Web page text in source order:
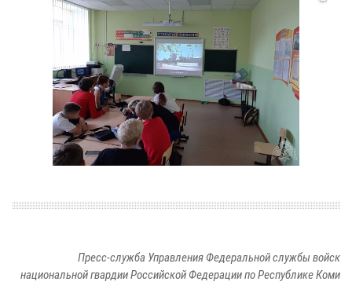
Пресс-служба Управления Федеральной службы войск
национальной гвардии Российской Федерации по Республике Коми